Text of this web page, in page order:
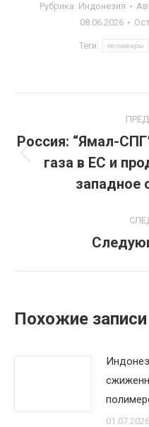
Рубрика: Индонезия
08.06.2026
Теги: полимеры
по
записям
Россия: “Ямал-
газа в ЕС и
западное
Похожие записи
01.07.2026